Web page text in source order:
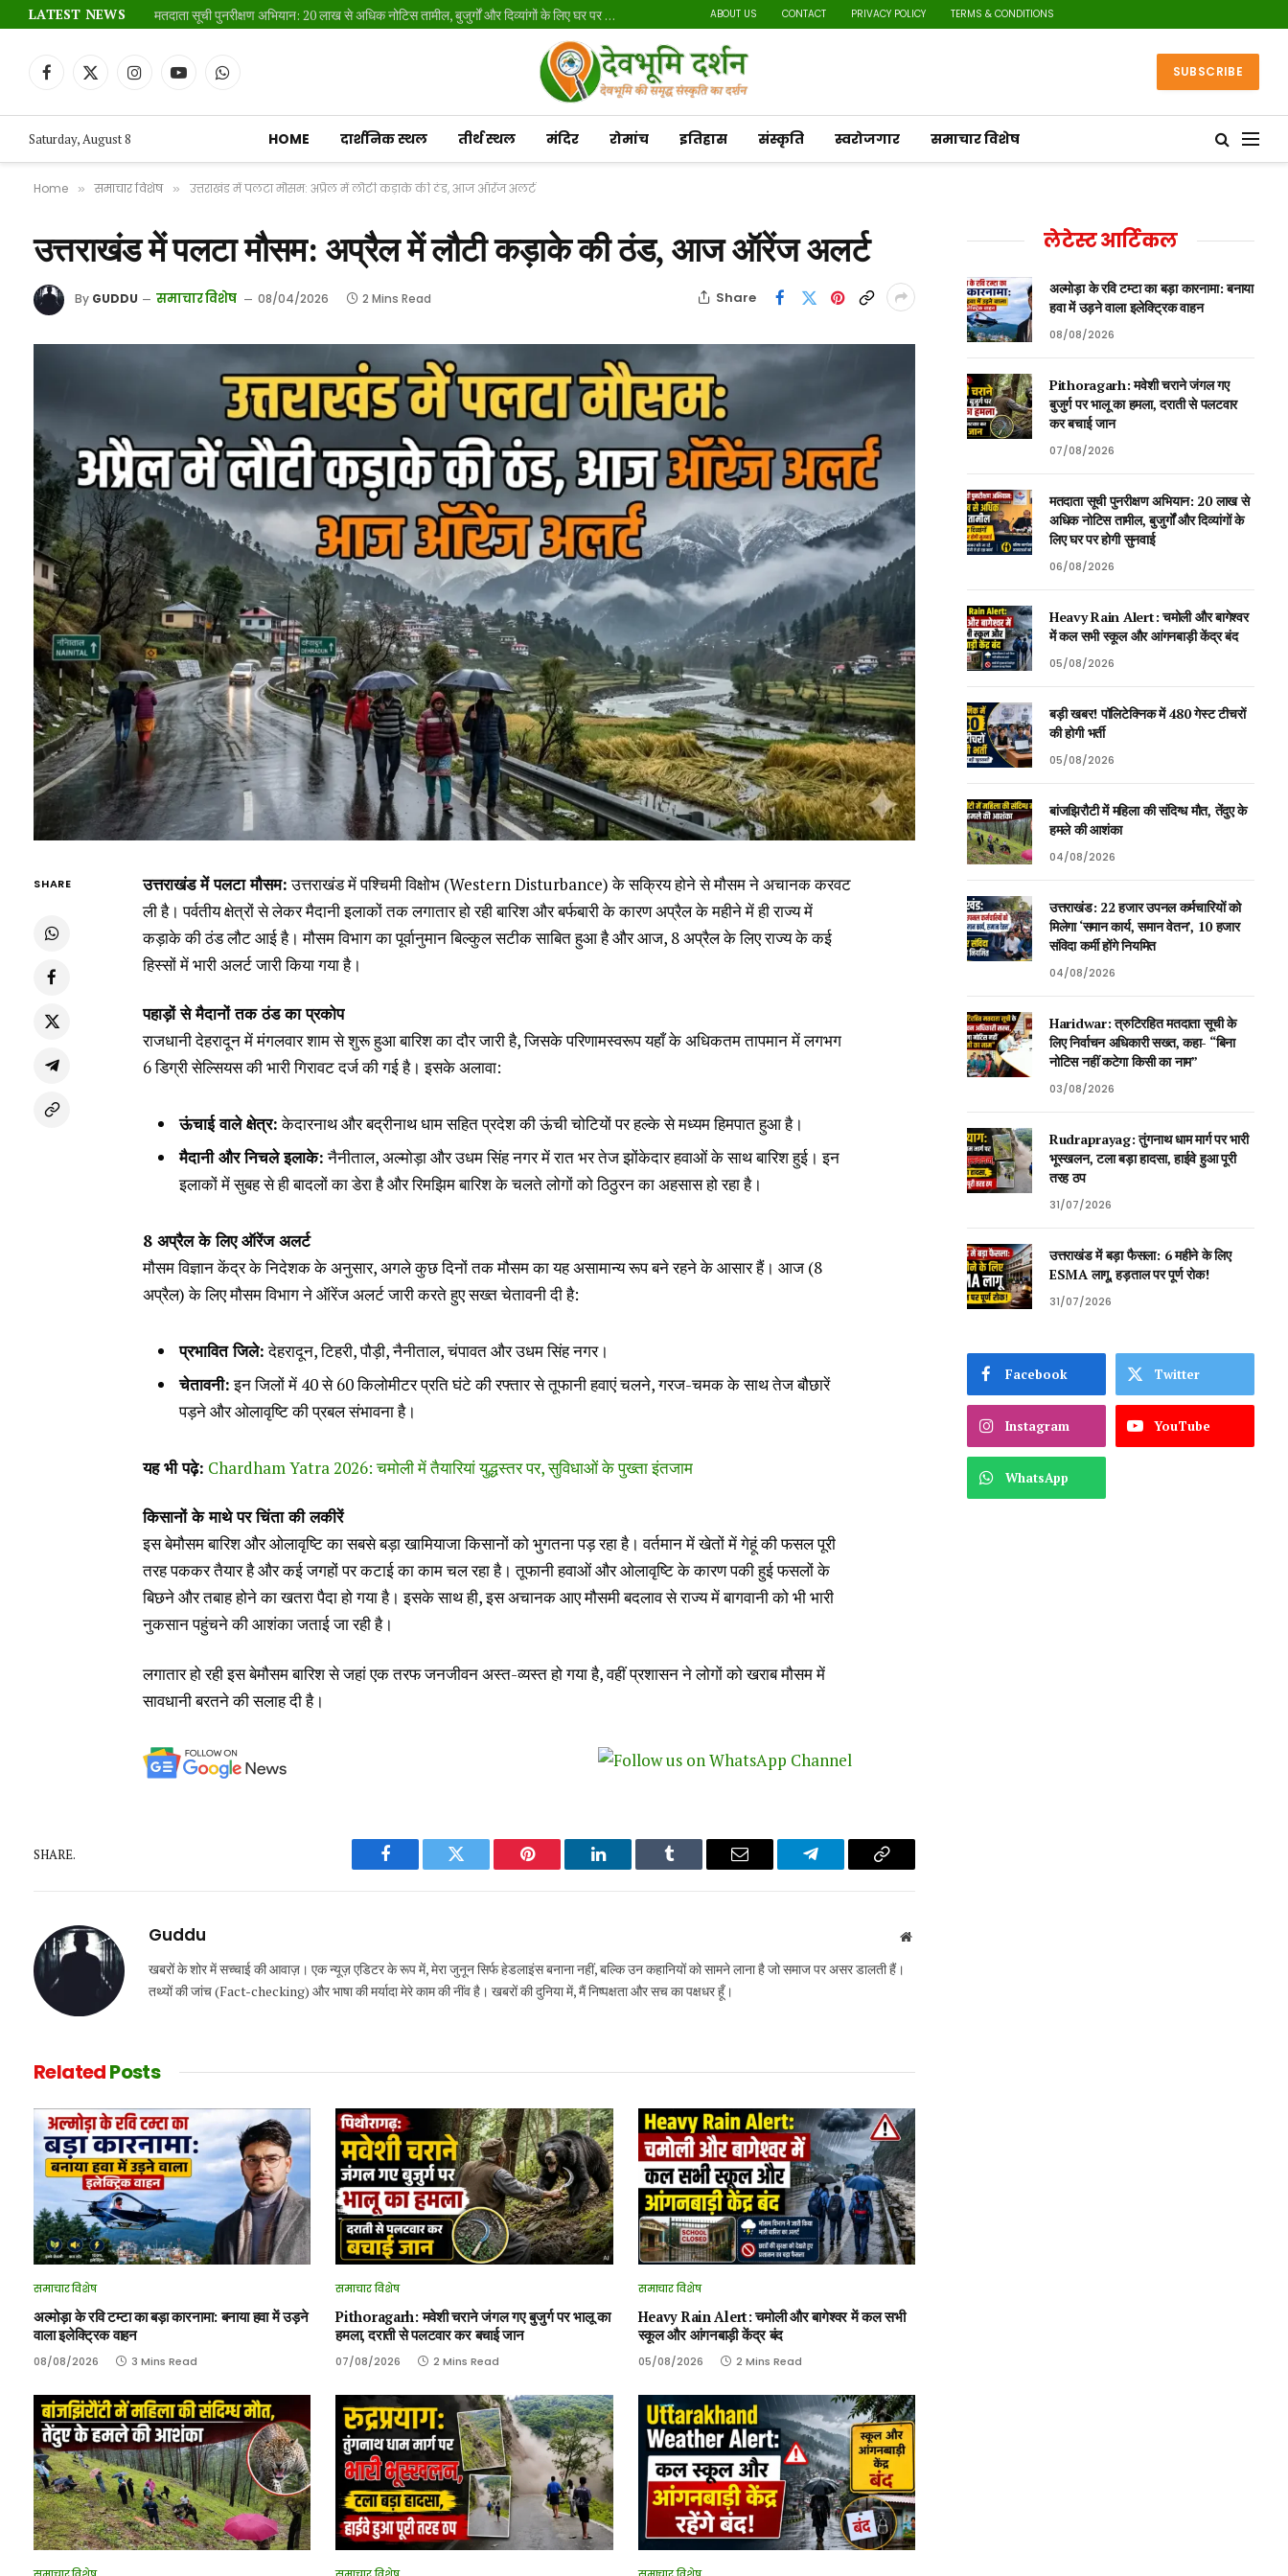
LATEST NEWS मतदाता सूची पुनरीक्षण अभियान: 20 लाख से अधिक नोटिस तामील, बुजुर्गों और दिव्यांगों के लिए घर पर होगी सुनवाई ABOUT US CONTACT PRIVACY POLICY TERMS & CONDITIONS
Facebook
X
InstagramYouTubeWhatsApp SUBSCRIBE
Saturday, August 8 HOME दार्शनिक स्थल तीर्थ स्थल मंदिर रोमांच इतिहास संस्कृति स्वरोजगार समाचार विशेष
Home » समाचार विशेष » उत्तराखंड में पलटा मौसम: अप्रैल में लौटी कड़ाके की ठंड, आज ऑरेंज अलर्ट
उत्तराखंड में पलटा मौसम: अप्रैल में लौटी कड़ाके की ठंड, आज ऑरेंज अलर्ट
By GUDDU समाचार विशेष 08/04/2026 2 Mins Read Share
SHARE उत्तराखंड में पलटा मौसम:उत्तराखंड में पश्चिमी विक्षोभ (Western Disturbance) के सक्रिय होने से मौसम ने अचानक करवट
ली है। पर्वतीय क्षेत्रों से लेकर मैदानी इलाकों तक लगातार हो रही बारिश और बर्फबारी के कारण अप्रैल के महीने में ही राज्य में
कड़ाके की ठंड लौट आई है। मौसम विभाग का पूर्वानुमान बिल्कुल सटीक साबित हुआ है और आज, 8 अप्रैल के लिए राज्य के कई
हिस्सों में भारी अलर्ट जारी किया गया है।
पहाड़ों से मैदानों तक ठंड का प्रकोप
राजधानी देहरादून में मंगलवार शाम से शुरू हुआ बारिश का दौर जारी है, जिसके परिणामस्वरूप यहाँ के अधिकतम तापमान में लगभग
6 डिग्री सेल्सियस की भारी गिरावट दर्ज की गई है। इसके अलावा:
ऊंचाई वाले क्षेत्र:केदारनाथ और बद्रीनाथ धाम सहित प्रदेश की ऊंची चोटियों पर हल्के से मध्यम हिमपात हुआ है।
मैदानी और निचले इलाके:नैनीताल, अल्मोड़ा और उधम सिंह नगर में रात भर तेज झोंकेदार हवाओं के साथ बारिश हुई। इन
इलाकों में सुबह से ही बादलों का डेरा है और रिमझिम बारिश के चलते लोगों को ठिठुरन का अहसास हो रहा है।
8 अप्रैल के लिए ऑरेंज अलर्ट
मौसम विज्ञान केंद्र के निदेशक के अनुसार, अगले कुछ दिनों तक मौसम का यह असामान्य रूप बने रहने के आसार हैं। आज (8
अप्रैल) के लिए मौसम विभाग ने ऑरेंज अलर्ट जारी करते हुए सख्त चेतावनी दी है:
प्रभावित जिले:देहरादून, टिहरी, पौड़ी, नैनीताल, चंपावत और उधम सिंह नगर।
चेतावनी:इन जिलों में 40 से 60 किलोमीटर प्रति घंटे की रफ्तार से तूफानी हवाएं चलने, गरज-चमक के साथ तेज बौछारें
पड़ने और ओलावृष्टि की प्रबल संभावना है।
यह भी पढ़े: Chardham Yatra 2026: चमोली में तैयारियां युद्धस्तर पर, सुविधाओं के पुख्ता इंतजाम
किसानों के माथे पर चिंता की लकीरें
इस बेमौसम बारिश और ओलावृष्टि का सबसे बड़ा खामियाजा किसानों को भुगतना पड़ रहा है। वर्तमान में खेतों में गेहूं की फसल पूरी
तरह पककर तैयार है और कई जगहों पर कटाई का काम चल रहा है। तूफानी हवाओं और ओलावृष्टि के कारण पकी हुई फसलों के
बिछने और तबाह होने का खतरा पैदा हो गया है। इसके साथ ही, इस अचानक आए मौसमी बदलाव से राज्य में बागवानी को भी भारी
नुकसान पहुंचने की आशंका जताई जा रही है।
लगातार हो रही इस बेमौसम बारिश से जहां एक तरफ जनजीवन अस्त-व्यस्त हो गया है, वहीं प्रशासन ने लोगों को खराब मौसम में
सावधानी बरतने की सलाह दी है।
SHARE.
Facebook Twitter Pinterest LinkedIn Tumblr Email Telegram Copy
Guddu Website
खबरों के शोर में सच्चाई की आवाज़। एक न्यूज़ एडिटर के रूप में, मेरा जुनून सिर्फ हेडलाइंस बनाना नहीं, बल्कि उन कहानियों को सामने लाना है जो समाज पर असर डालती हैं।
तथ्यों की जांच (Fact-checking) और भाषा की मर्यादा मेरे काम की नींव है। खबरों की दुनिया में, मैं निष्पक्षता और सच का पक्षधर हूँ।
RelatedPosts
समाचार विशेष
अल्मोड़ा के रवि टम्टा का बड़ा कारनामा: बनाया हवा में उड़ने
वाला इलेक्ट्रिक वाहन
08/08/2026 3 Mins Read
समाचार विशेष
Pithoragarh: मवेशी चराने जंगल गए बुजुर्ग पर भालू का
हमला, दराती से पलटवार कर बचाई जान
07/08/2026 2 Mins Read
समाचार विशेष
Heavy Rain Alert: चमोली और बागेश्वर में कल सभी
स्कूल और आंगनबाड़ी केंद्र बंद
05/08/2026 2 Mins Read
लेटेस्ट आर्टिकल
अल्मोड़ा के रवि टम्टा का बड़ा कारनामा: बनाया
हवा में उड़ने वाला इलेक्ट्रिक वाहन
08/08/2026
Pithoragarh: मवेशी चराने जंगल गए
बुजुर्ग पर भालू का हमला, दराती से पलटवार
कर बचाई जान
07/08/2026
मतदाता सूची पुनरीक्षण अभियान: 20 लाख से
अधिक नोटिस तामील, बुजुर्गों और दिव्यांगों के
लिए घर पर होगी सुनवाई
06/08/2026
Heavy Rain Alert: चमोली और बागेश्वर
में कल सभी स्कूल और आंगनबाड़ी केंद्र बंद
05/08/2026
बड़ी खबर! पॉलिटेक्निक में 480 गेस्ट टीचरों
की होगी भर्ती
05/08/2026
बांजझिरौटी में महिला की संदिग्ध मौत, तेंदुए के
हमले की आशंका
04/08/2026
उत्तराखंड: 22 हजार उपनल कर्मचारियों को
मिलेगा ‘समान कार्य, समान वेतन’, 10 हजार
संविदा कर्मी होंगे नियमित
04/08/2026
Haridwar: त्रुटिरहित मतदाता सूची के
लिए निर्वाचन अधिकारी सख्त, कहा- “बिना
नोटिस नहीं कटेगा किसी का नाम”
03/08/2026
Rudraprayag: तुंगनाथ धाम मार्ग पर भारी
भूस्खलन, टला बड़ा हादसा, हाईवे हुआ पूरी
तरह ठप
31/07/2026
उत्तराखंड में बड़ा फैसला: 6 महीने के लिए
ESMA लागू, हड़ताल पर पूर्ण रोक!
31/07/2026
Facebook Twitter
Instagram YouTube
WhatsApp